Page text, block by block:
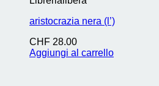
aristocrazia nera (l’)
CHF 28.00
Aggiungi al carrello